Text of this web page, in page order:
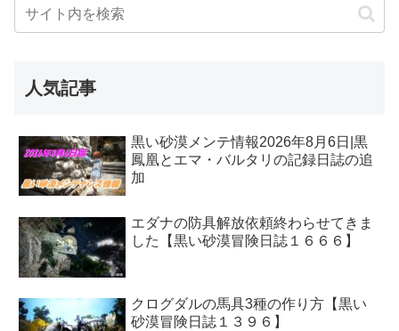
人気記事
黒い砂漠メンテ情報2026年8月6日|黒
鳳凰とエマ・バルタリの記録日誌の追
加
エダナの防具解放依頼終わらせてきま
した【黒い砂漠冒険日誌１６６６】
クログダルの馬具3種の作り方【黒い
砂漠冒険日誌１３９６】